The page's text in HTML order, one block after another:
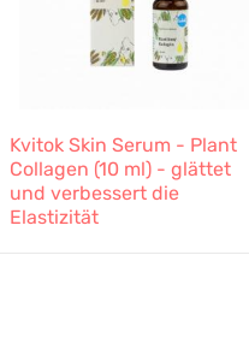
Kvitok Skin Serum - Plant
Collagen (10 ml) - glättet
und verbessert die
Elastizität